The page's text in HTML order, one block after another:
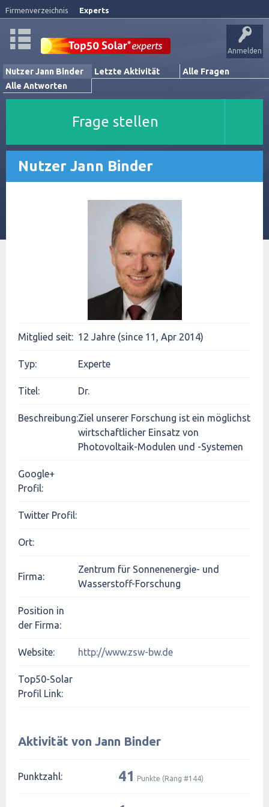
Firmenverzeichnis Experts
Anmelden
Nutzer Jann Binder Letzte Aktivität
Alle Fragen
Alle Antworten
Frage stellen
Nutzer Jann Binder
Mitglied seit: 12 Jahre (since 11, Apr 2014)
Typ: Experte
Titel: Dr.
Beschreibung:Ziel unserer Forschung ist ein möglichst
wirtschaftlicher Einsatz von
Photovoltaik-Modulen und -Systemen
Google+
Profil:
Twitter Profil:
Ort:
Firma:
Zentrum für Sonnenenergie- und
Wasserstoff-Forschung
Position in
der Firma:
Website: http://www.zsw-bw.de
Top50-Solar
Profil Link:
Aktivität von Jann Binder
Punktzahl: 41 Punkte (Rang #144)